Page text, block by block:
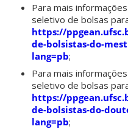
Para mais
seletivo de bolsas
https://
de-bolsistas-do-
lang=pb;
Para mais
seletivo de bolsas
https://
de-bolsistas-do-
lang=pb;